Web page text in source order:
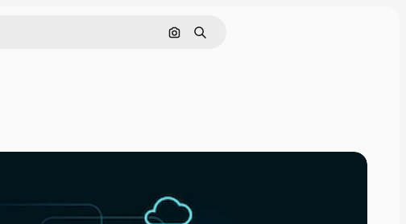
Cerca per immagine
Ricerca